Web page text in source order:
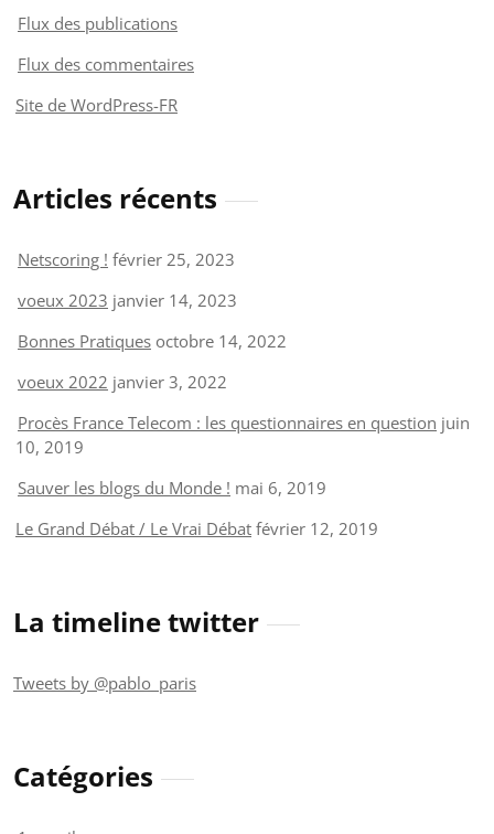
Flux des publications
Flux des commentaires
Site de WordPress-FR
Articles récents
Netscoring ! février 25, 2023
voeux 2023 janvier 14, 2023
Bonnes Pratiques octobre 14, 2022
voeux 2022 janvier 3, 2022
Procès France Telecom : les questionnaires en question juin
10, 2019
Sauver les blogs du Monde ! mai 6, 2019
Le Grand Débat / Le Vrai Débat février 12, 2019
La timeline twitter
Tweets by @pablo_paris
Catégories